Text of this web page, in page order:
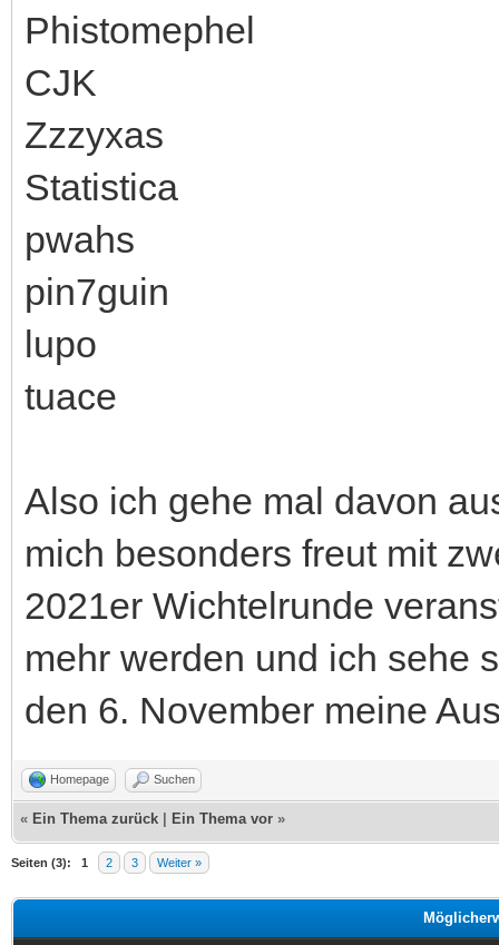
Phistomephel
CJK
Zzzyxas
Statistica
pwahs
pin7guin
lupo
tuace
Also ich gehe mal davon
mich besonders freut mit
2021er Wichtelrunde
mehr werden und ich sehe
den 6. November meine
Homepage Suchen
« Ein Thema zurück Ein Thema vor »
Seiten (3): 1 2 3 Weiter »